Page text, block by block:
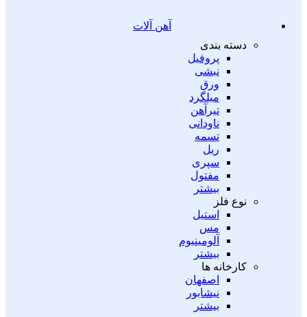
آهن آلات
دسته بندی
پروفیل
نبشی
ورق
میلگرد
تیرآهن
ناودانی
تسمه
ریل
سپری
مفتول
بیشتر
نوع فلز
استیل
مس
آلومینیوم
بیشتر
کارخانه ها
اصفهان
نیشابور
بیشتر